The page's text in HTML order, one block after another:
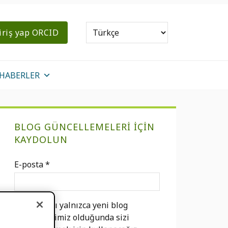
yap ORCID
HABERLER
Birincil
Kenar
Çubuğu
BLOG GÜNCELLEMELERI IÇIN
KAYDOLUN
E-posta*
E-postanızı yalnızca yeni blog
gönderilerimiz olduğunda sizi